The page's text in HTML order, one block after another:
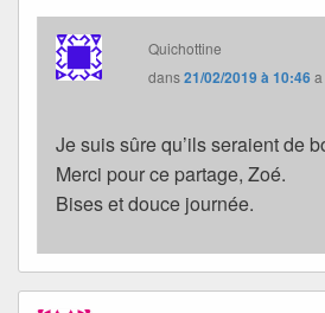
Quichottine
dans21/02/2019 à 10:46
Je suis sûre qu’ils seraient de
Merci pour ce partage, Zoé.
Bises et douce journée.